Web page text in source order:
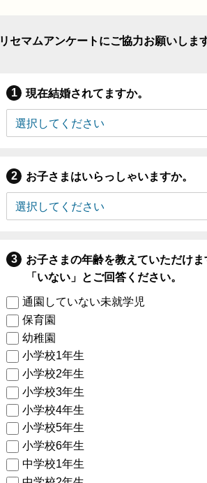
リセマムアンケートにご協力お願いしま
現在結婚されてますか。
お子さまはいらっしゃいますか。
お子さまの年齢を教えていただけ
「いない」とご回答ください。
通園していない未就学児
保育園
幼稚園
小学校1年生
小学校2年生
小学校3年生
小学校4年生
小学校5年生
小学校6年生
中学校1年生